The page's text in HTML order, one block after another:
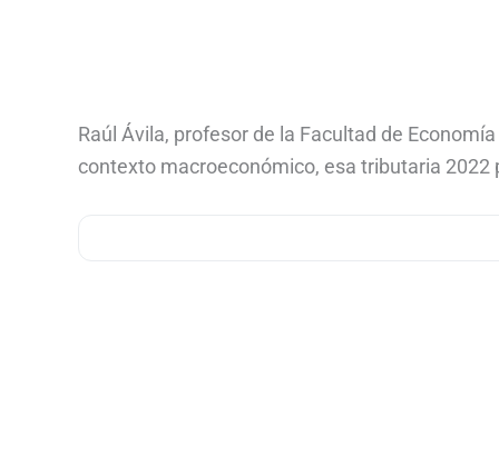
Raúl Ávila, profesor de la Facultad de
contexto macroeconómico, esa tributaria